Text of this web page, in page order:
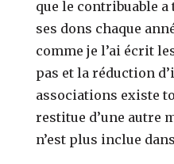
que le contribuable
ses dons chaque
comme je l’ai écrit
pas et la réduction
associations existe
restitue d’une autre
n’est plus inclue